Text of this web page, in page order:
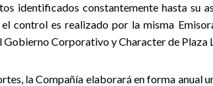
identificados constantemente hasta su
control es realizado por la misma
Corporativo y Character de Plaza
la Compañía elaborará en forma anual